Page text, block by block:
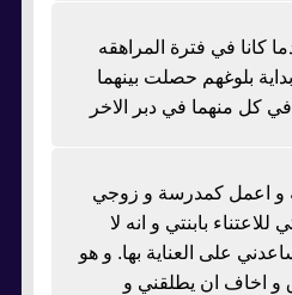
كانا في فترة المراهقه
بلوغهم حصلت بينهما
كل منهما في دبر الاخر
و اعمل كمدرسة و زوجي
بابنتي و انه لا
على العناية بها. و هو
و اخاف ان يطلقني و